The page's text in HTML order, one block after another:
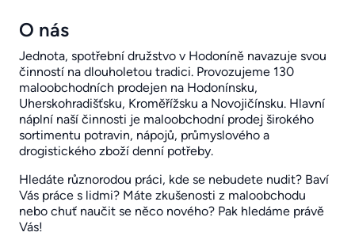
O nás
Jednota, spotřební družstvo v Hodoníně navazuje svou
činností na dlouholetou tradici. Provozujeme 130
maloobchodních prodejen na Hodonínsku,
Uherskohradišťsku, Kroměřížsku a Novojičínsku. Hlavní
náplní naší činnosti je maloobchodní prodej širokého
sortimentu potravin, nápojů, průmyslového a
drogistického zboží denní potřeby.
Hledáte různorodou práci, kde se nebudete nudit? Baví
Vás práce s lidmi? Máte zkušenosti z maloobchodu
nebo chuť naučit se něco nového? Pak hledáme právě
Vás!